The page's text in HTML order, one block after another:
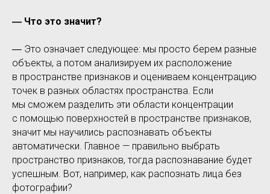
― Что это значит?
― Это означает следующее: мы просто берем разные
объекты, а потом анализируем их расположение
в пространстве признаков и оцениваем концентрацию
точек в разных областях пространства. Если
мы сможем разделить эти области концентрации
с помощью поверхностей в пространстве признаков,
значит мы научились распознавать объекты
автоматически. Главное — правильно выбрать
пространство признаков, тогда распознавание будет
успешным. Вот, например, как распознать лица без
фотографии?